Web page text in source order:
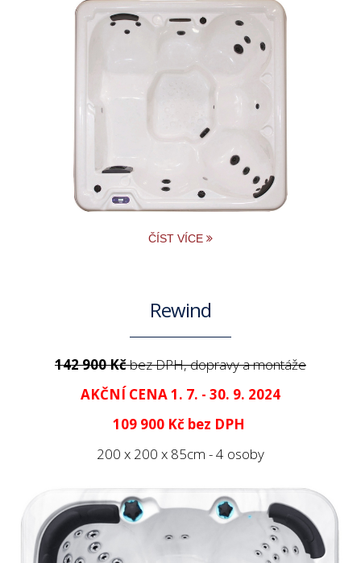
ČÍST VÍCE
Rewind
142 900 Kčbez DPH, dopravy a montáže
AKČNÍ CENA 1. 7. - 30. 9. 2024
109 900 Kč bez DPH
200 x 200 x 85cm - 4 osoby